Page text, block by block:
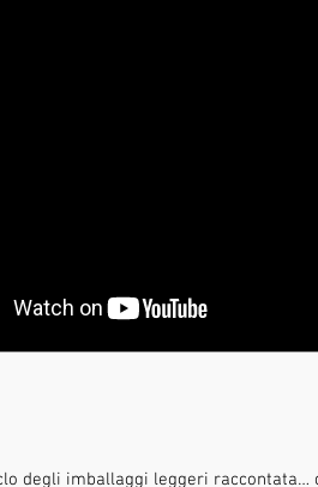
degli imballaggi leggeri raccontata…